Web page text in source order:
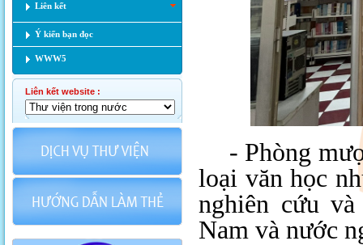
Liên kết
Ý kiến bạn đọc
WWW5
Liên kết website :
- Phòng
loại văn học
nghiên cứu
Nam và nước